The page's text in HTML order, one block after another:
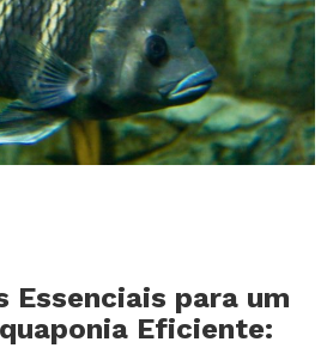
Essenciais para um
Eficiente: